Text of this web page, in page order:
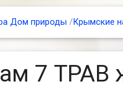
Дом природы /Крымские
7 ТРАВ